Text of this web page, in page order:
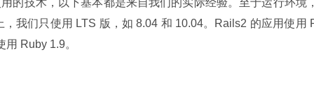
我们只使用 LTS 版，如 8.04 和 10.04。Rails2 的应用使用
Ruby 1.9。